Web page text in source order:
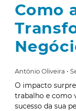
Como
António Oliveira
O impacto
trabalho e como
sucesso da sua